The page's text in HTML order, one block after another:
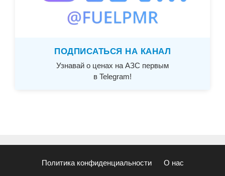
ПОДПИСАТЬСЯ НА КАНАЛ
Узнавай о ценах на АЗС первым
в Telegram!
Политика конфиденциальности О нас